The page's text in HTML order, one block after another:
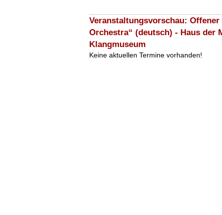
Veranstaltungsvorschau:
Orchestra“ (deutsch) - Haus der
Klangmuseum
Keine aktuellen Termine vorhanden!